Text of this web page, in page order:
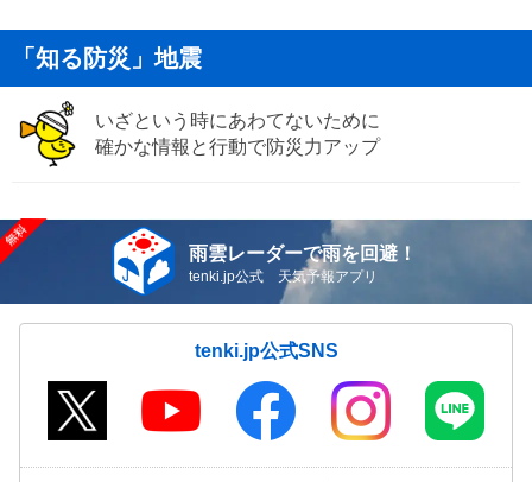
「知る防災」地震
いざという時にあわてないために
確かな情報と行動で防災力アップ
雨雲レーダーで雨を回避！
tenki.jp公式 天気予報アプリ
tenki.jp公式SNS